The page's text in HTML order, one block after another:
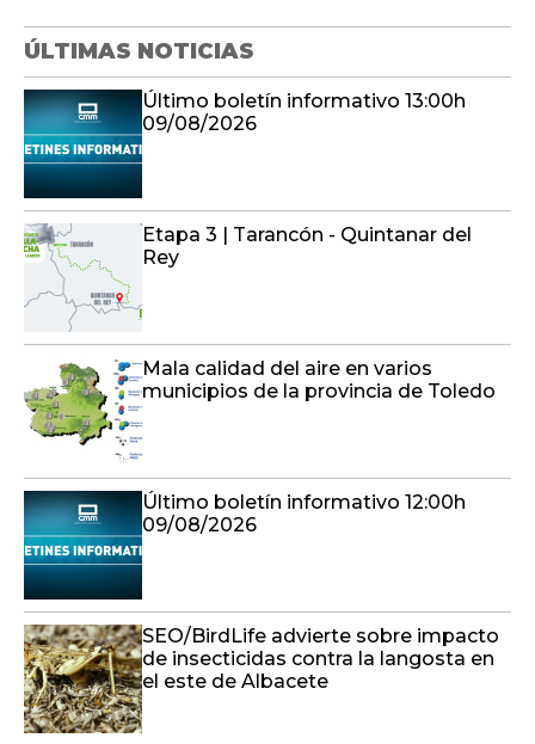
ÚLTIMAS NOTICIAS
Último boletín informativo 13:00h
09/08/2026
Etapa 3 | Tarancón - Quintanar del
Rey
Mala calidad del aire en varios
municipios de la provincia de Toledo
Último boletín informativo 12:00h
09/08/2026
SEO/BirdLife advierte sobre impacto
de insecticidas contra la langosta en
el este de Albacete